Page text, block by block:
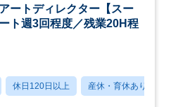
ートディレクター【スー
ト週3回程度／残業20H程
休日120日以上 産休・育休あり